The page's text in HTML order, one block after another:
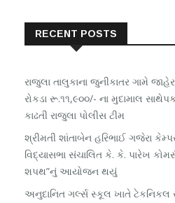
RECENT POSTS
રાજુલા તાલુકાના જુનીકાતર ગામે
રોકડા રૂ.૧૧,૯૦૦/- ના મુદામાલ
કાઢતી રાજુલા પોલીસ ટીમ
શ્રીમતી શાંતાબેન હરિભાઈ ગજેરા
વિદ્યાસભા સંચાલિત કે. કે. પારેખ
શપથ”નું આયોજન થયું
અનુદાનિત ગર્લ્સ સ્કૂલ ખાતે ટેકનિકલ